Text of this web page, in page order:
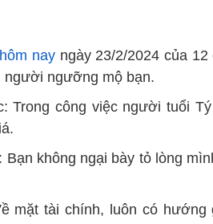
nayngày 23/2/2024 của
người ngưỡng mộ bạn.
Trong công việc người tuổi
Bạn không ngại bày tỏ lòng
mặt tài chính, luôn có